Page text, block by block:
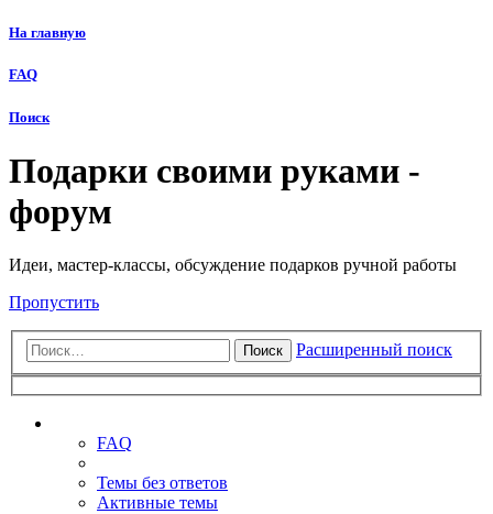
На главную
FAQ
Поиск
Подарки своими руками -
форум
Идеи, мастер-классы, обсуждение подарков ручной работы
Пропустить
Поиск Расширенный поиск
FAQ
Темы без ответов
Активные темы